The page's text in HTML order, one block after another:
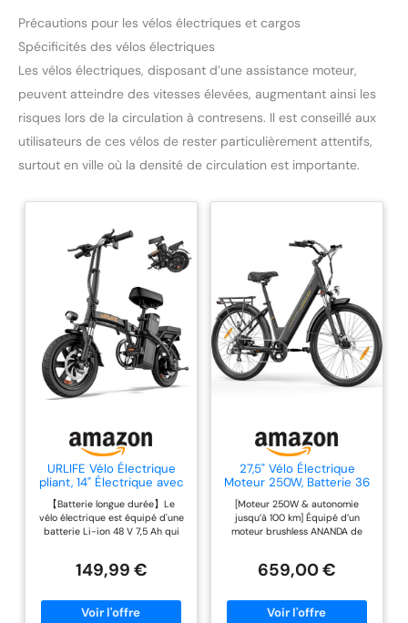
Précautions pour les vélos électriques et cargos
Spécificités des vélos électriques
Les vélos électriques, disposant d’une assistance moteur,
peuvent atteindre des vitesses élevées, augmentant ainsi les
risques lors de la circulation à contresens. Il est conseillé aux
utilisateurs de ces vélos de rester particulièrement attentifs,
surtout en ville où la densité de circulation est importante.
URLIFE Vélo Électrique
pliant, 14" Électrique avec
Batterie au Lithium
Amovible 48V7.5Ah, Vélo
Électrique Pliable avec
Pédalage Assistance,
Autonomie 40-60km
pour Adulte (Noir)
【Batterie longue durée】Le
vélo électrique est équipé d'une
batterie Li-ion 48 V 7,5 Ah qui
assistance au pédalage. La
facilement chargée à la maison
ou au bureau, ce qui en fait un
149,99 €
27,5" Vélo Électrique
Moteur 250W, Batterie 36
V 15,6 Ah Amovible, 25
km/h
[Moteur 250W & autonomie
jusqu’à 100 km] Équipé d’un
moteur brushless ANANDA de
pour les trajets urbains et les
561.6wh assure jusqu’à 100 km
d’autonomie en mode assistance
659,00 €